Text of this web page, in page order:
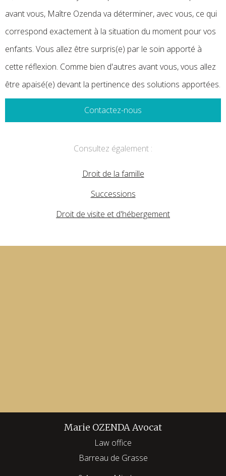
avant vous, Maître Ozenda va déterminer, avec vous, ce qui
correspond exactement à la situation du moment pour vos
enfants. Vous allez être surpris(e) par le soin apporté à
cette réflexion. Comme bien d'autres avant vous, vous allez
être apaisé(e) devant la pertinence des solutions apportées.
Contactez-nous
Consultez également :
Droit de la famille
Successions
Droit de visite et d'hébergement
Marie OZENDA Avocat
Law office
Barreau de Grasse